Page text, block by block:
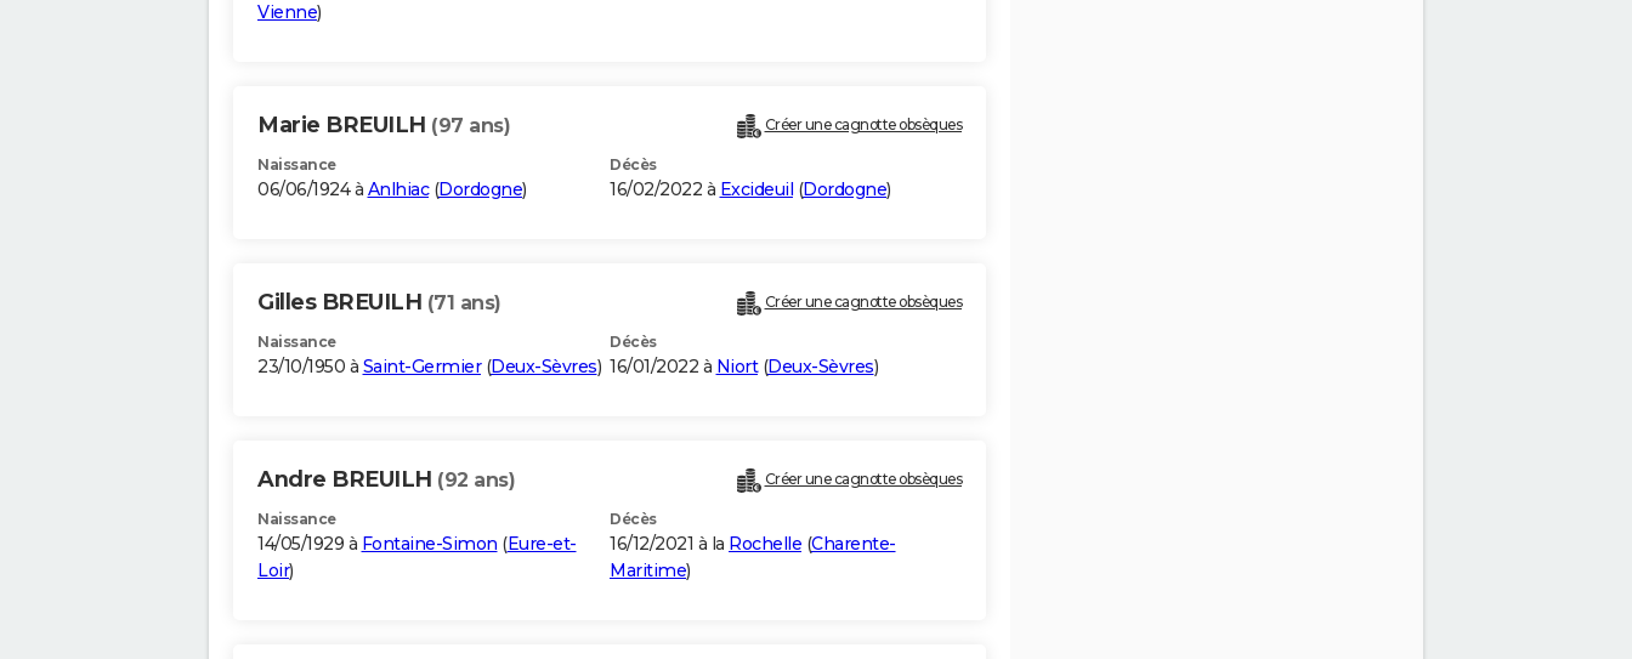
Vienne)
Marie BREUILH (97 ans) Créer une cagnotte obsèques
Naissance
06/06/1924 à Anlhiac(Dordogne)
Décès
16/02/2022 à Excideuil (Dordogne)
Gilles BREUILH (71 ans) Créer une cagnotte obsèques
Naissance
23/10/1950 à Saint-Germier(Deux-Sèvres)
Décès
16/01/2022 à Niort(Deux-Sèvres)
Andre BREUILH (92 ans) Créer une cagnotte obsèques
Naissance
14/05/1929 à Fontaine-Simon (Eure-et-
Loir)
Décès
16/12/2021 à la Rochelle (Charente-
Maritime)